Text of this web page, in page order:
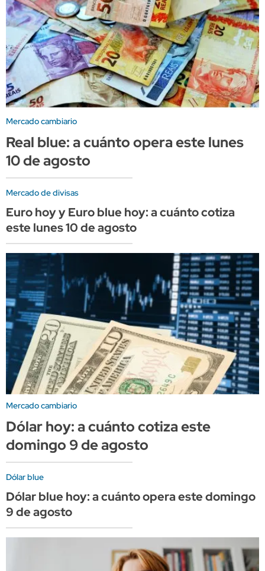
Mercado cambiario
Real blue: a cuánto opera este lunes
10 de agosto
Mercado de divisas
Euro hoy y Euro blue hoy: a cuánto cotiza
este lunes 10 de agosto
Mercado cambiario
Dólar hoy: a cuánto cotiza este
domingo 9 de agosto
Dólar blue
Dólar blue hoy: a cuánto opera este domingo
9 de agosto